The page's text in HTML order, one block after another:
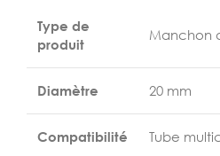
Type de
produit
Manchon
Diamètre 20 mm
Compatibilité Tube